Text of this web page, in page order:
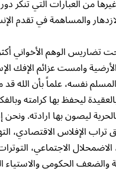
والمساهمة في تقدم
تضاريس الوهم الأخواني
وامست عزائم الإفك
نفسه، علماً بأن الله
ليحفظ بها كرامته
ليصون بها ارادته. ونحن
تراب الإفلاس الاقتصادي،
الاضمحلال الاجتماعي،
والضعف الحكومي